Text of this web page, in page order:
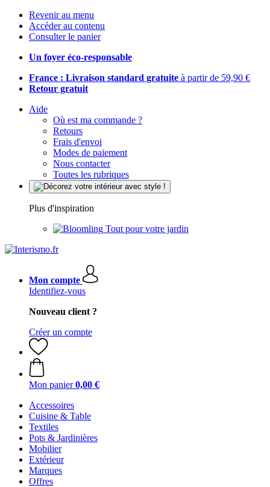
Revenir au menu
Accéder au contenu
Consulter le panier
Un foyer éco-responsable
France : Livraison standard gratuite à partir de 59,90 €
Retour gratuit
Aide
Où est ma commande ?
Retours
Frais d'envoi
Modes de paiement
Nous contacter
Toutes les rubriques
Plus d'inspiration
Tout pour votre jardin
Mon compte
Identifiez-vous
Nouveau client ?
Créer un compte
Mon panier 0,00 €
Accessoires
Cuisine & Table
Textiles
Pots & Jardinières
Mobilier
Extérieur
Marques
Offres